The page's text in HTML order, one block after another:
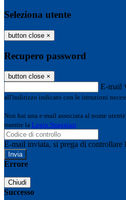
Seleziona utente
button close ×
Recupero password
button close ×
E-mail
all'indirizzo indicato con le istruzioni
Non hai una e-mail associata al nome
tramite la Login Spaggiari
E-mail inviata, si prega di controllare
Errore
Chiudi
Successo